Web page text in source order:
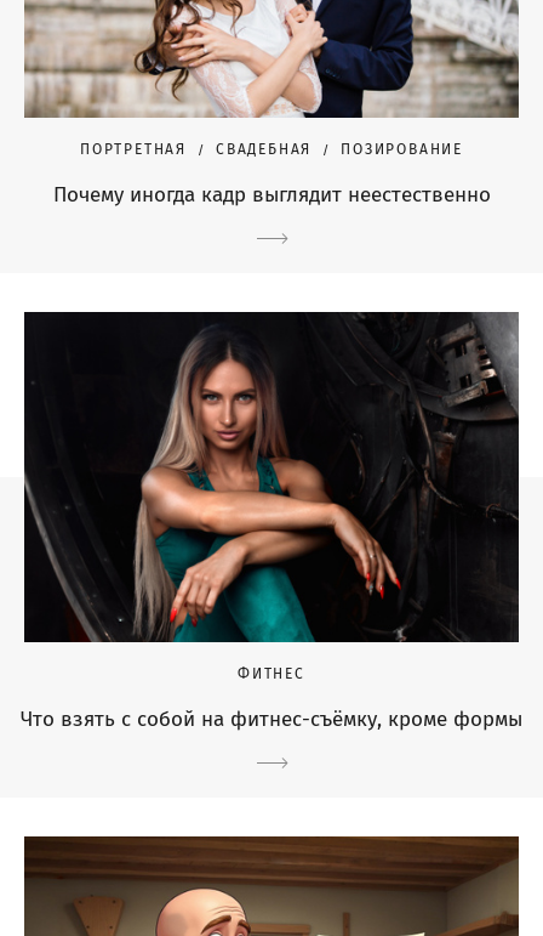
ПОРТРЕТНАЯ СВАДЕБНАЯ ПОЗИРОВАНИЕ
Почему иногда кадр выглядит неестественно
ФИТНЕС
Что взять с собой на фитнес-съёмку, кроме формы